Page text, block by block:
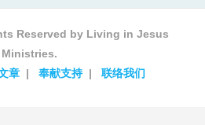
Reserved by Living in Jesus
Ministries.
章 奉献支持 联络我们